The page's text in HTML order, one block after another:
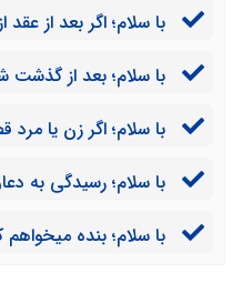
با سلام؛ اگر بعد از
اقدام کنند؟با سلام؛ بعد از
فسخ نکاح وجود دارد؟
با سلام؛ اگر زن یا
با سلام؛ رسیدگی به
با سلام؛ بنده میخواهم